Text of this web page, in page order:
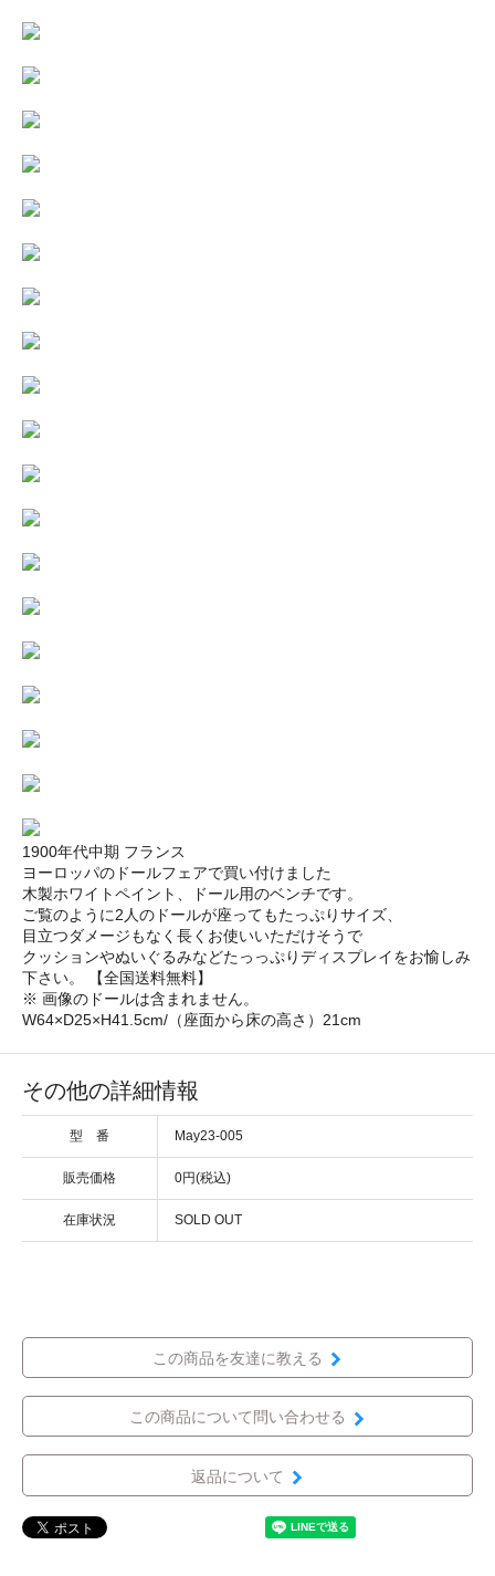
1900年代中期 フランス
ヨーロッパのドールフェアで買い付けました
木製ホワイトペイント、ドール用のベンチです。
ご覧のように2人のドールが座ってもたっぷりサイズ、
目立つダメージもなく長くお使いいただけそうで
クッションやぬいぐるみなどたっっぷりディスプレイをお愉しみ
下さい。 【全国送料無料】
※ 画像のドールは含まれません。
W64×D25×H41.5cm/（座面から床の高さ）21cm
その他の詳細情報
型 番 May23-005
販売価格 0円(税込)
在庫状況 SOLD OUT
この商品を友達に教える
この商品について問い合わせる
返品について